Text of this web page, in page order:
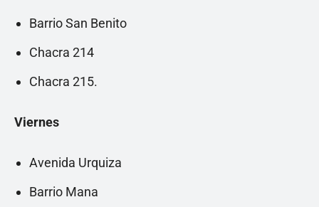
Barrio San Benito
Chacra 214
Chacra 215.
Viernes
Avenida Urquiza
Barrio Mana